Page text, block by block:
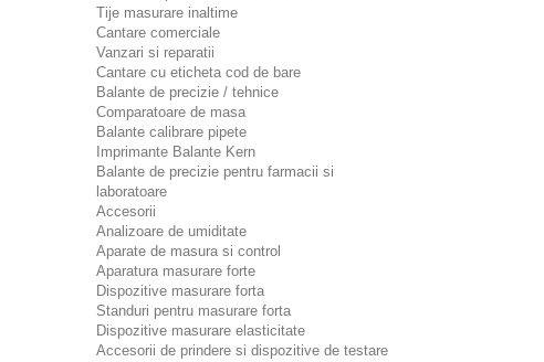
Tije masurare inaltime
Cantare comerciale
Vanzari si reparatii
Cantare cu eticheta cod de bare
Balante de precizie / tehnice
Comparatoare de masa
Balante calibrare pipete
Imprimante Balante Kern
Balante de precizie pentru farmacii si
laboratoare
Accesorii
Analizoare de umiditate
Aparate de masura si control
Aparatura masurare forte
Dispozitive masurare forta
Standuri pentru masurare forta
Dispozitive masurare elasticitate
Accesorii de prindere si dispozitive de testare